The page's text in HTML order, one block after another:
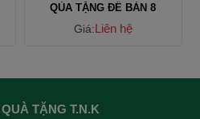
QÙA TẶNG ĐỂ BÀN 8
Giá:Liên hệ
TẶNG T.N.K